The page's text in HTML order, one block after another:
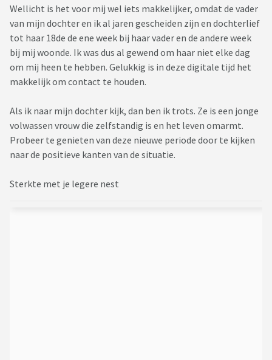
Wellicht is het voor mij wel iets makkelijker, omdat de vader
van mijn dochter en ik al jaren gescheiden zijn en dochterlief
tot haar 18de de ene week bij haar vader en de andere week
bij mij woonde. Ik was dus al gewend om haar niet elke dag
om mij heen te hebben. Gelukkig is in deze digitale tijd het
makkelijk om contact te houden.
Als ik naar mijn dochter kijk, dan ben ik trots. Ze is een jonge
volwassen vrouw die zelfstandig is en het leven omarmt.
Probeer te genieten van deze nieuwe periode door te kijken
naar de positieve kanten van de situatie.
Sterkte met je legere nest